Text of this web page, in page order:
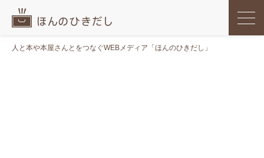
人と本や本屋さんとをつなぐWEBメディア「ほんのひきだし」